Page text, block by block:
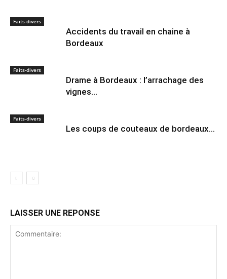
Faits-divers
Accidents du travail en chaine à
Bordeaux
Faits-divers
Drame à Bordeaux : l’arrachage des
vignes…
Faits-divers
Les coups de couteaux de bordeaux…
LAISSER UNE REPONSE